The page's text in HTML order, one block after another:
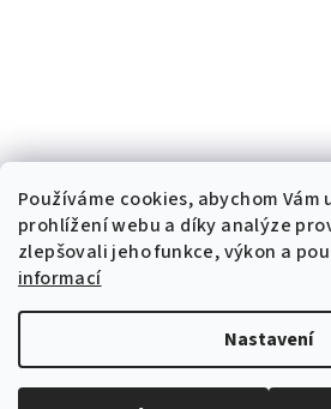
Používáme cookies, abychom
prohlížení webu a díky analýze
zlepšovali jeho funkce, výkon a
informací
Nastavení